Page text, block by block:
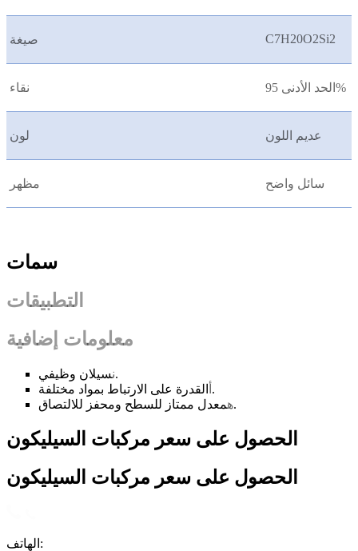
صيغة C7H20O2Si2
نقاء الحد الأدنى 95%
لون عديم اللون
مظهر سائل واضح
سمات
التطبيقات
معلومات إضافية
نسيلان وظيفي.
القدرة على الارتباط بمواد مختلفة.
همعدل ممتاز للسطح ومحفز للالتصاق.
الحصول على سعر مركبات السيليكون
الحصول على سعر مركبات السيليكون
الهاتف: